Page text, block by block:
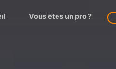
Vous êtes un pro ?